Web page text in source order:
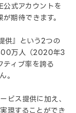
式アカウントを
期待できます。
供』という2つの
万人（2020年3
ティブ率を誇る
。
ビス提供に加え、
現することができ